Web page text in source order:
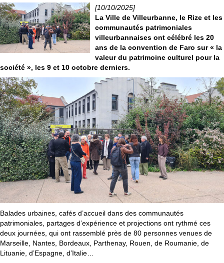
[10/10/2025]
La Ville de Villeurbanne, le Rize et les
communautés patrimoniales
villeurbannaises ont célébré les 20
ans de la convention de Faro sur « la
valeur du patrimoine culturel pour la
société », les 9 et 10 octobre derniers.
Balades urbaines, cafés d’accueil dans des communautés
patrimoniales, partages d’expérience et projections ont rythmé ces
deux journées, qui ont rassemblé près de 80 personnes venues de
Marseille, Nantes, Bordeaux, Parthenay, Rouen, de Roumanie, de
Lituanie, d’Espagne, d’Italie…